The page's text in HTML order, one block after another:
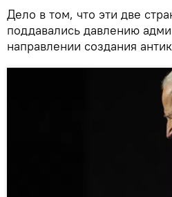
Дело в том, что эти две
поддавались давлению
направлении создания